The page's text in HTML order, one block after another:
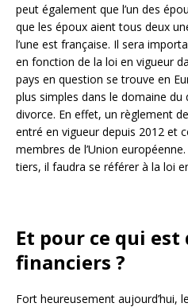
peut également que l’un des
que les époux aient tous deux
l’une est française. Il sera
en fonction de la loi en vigueur
pays en question se trouve en
plus simples dans le domaine
divorce. En effet, un règlement
entré en vigueur depuis 2012 et
membres de l’Union
tiers, il faudra se référer à la loi
Et pour ce qui est
financiers ?
Fort heureusement aujourd’hui,